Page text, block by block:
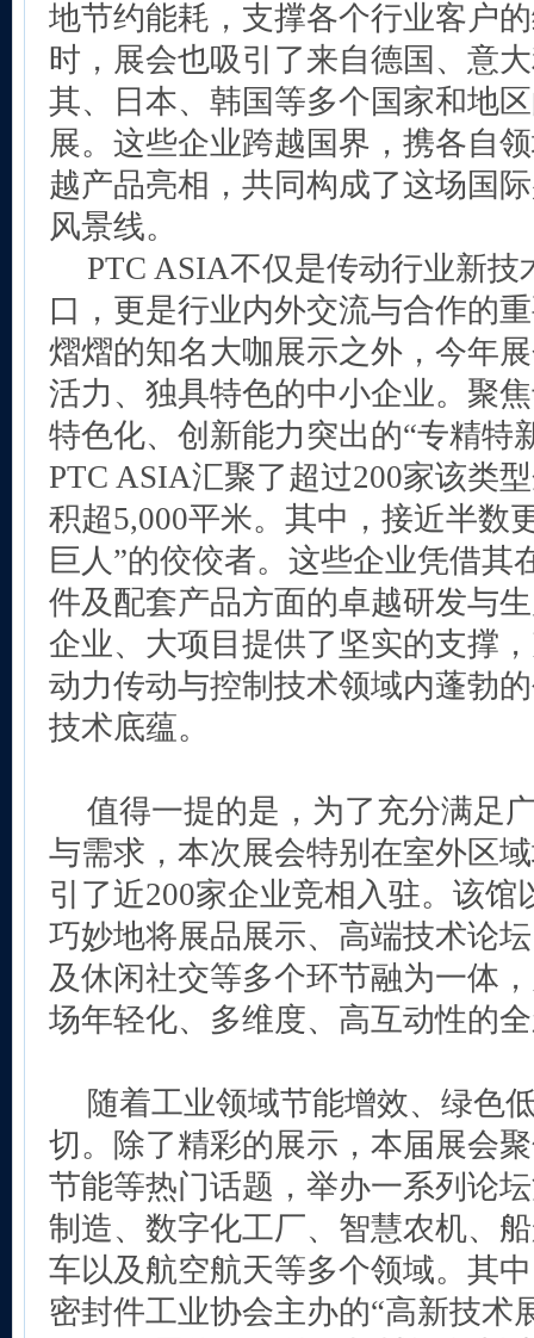
地节约能耗，支撑各个行业客户
时，展会也吸引了来自德国、意
其、日本、韩国等多个国家和地
展。这些企业跨越国界，携各自
越产品亮相，共同构成了这场国
风景线。
PTC ASIA不仅是传动行业新
口，更是行业内外交流与合作的
熠熠的知名大咖展示之外，今年
活力、独具特色的中小企业。聚
特色化、创新能力突出的“专精特
PTC ASIA汇聚了超过200家该类
积超5,000平米。其中，接近半数
巨人”的佼佼者。这些企业凭借其
件及配套产品方面的卓越研发与
企业、大项目提供了坚实的支撑
动力传动与控制技术领域内蓬勃
技术底蕴。
值得一提的是，为了充分满足
与需求，本次展会特别在室外区
引了近200家企业竞相入驻。该馆
巧妙地将展品展示、高端技术论
及休闲社交等多个环节融为一体
场年轻化、多维度、高互动性的
随着工业领域节能增效、绿色
切。除了精彩的展示，本届展会
节能等热门话题，举办一系列论
制造、数字化工厂、智慧农机、
车以及航空航天等多个领域。其
密封件工业协会主办的“高新技术